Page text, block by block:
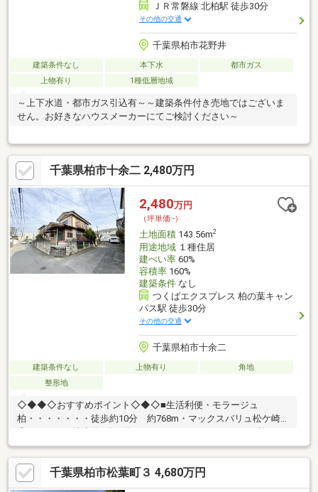
ＪＲ常磐線 北柏駅 徒歩30分
その他の交通
千葉県柏市花野井
建築条件なし 本下水
都市ガス
上物有り
1種低層地域
～上下水道・都市ガス引込有～～建築条件付き売地ではございま
せん。お好きなハウスメーカーにてご検討ください～
千葉県柏市十余二 2,480万円
2,480万円
（坪単価:-）
土地面積143.56m2
用途地域１種住居
建ぺい率60%
容積率160%
建築条件なし
つくばエクスプレス 柏の葉キャン
パス駅 徒歩30分
その他の交通
千葉県柏市十余二
建築条件なし 上物有り
角地
整形地
◇◆◆◇おすすめポイント◇◆◇■生活利便・モラージュ
柏・・・・・・・徒歩約10分 約768m・マックスバリュ松ケ崎
店・・・・・徒歩約5分 約343m ・ヤオコーモラージュ柏
店・・・・・・・・・・・徒歩約10分 約768m ・クスリのアオ
キ大山台店・・・・徒歩約10分 約744m・セリア柏
店・・・・・・・・・徒歩約8分 約604m ・柏十余二郵便
局・・・・徒歩約4分 約393m 注意：駅からの距離、施設から
千葉県柏市松葉町３ 4,680万円